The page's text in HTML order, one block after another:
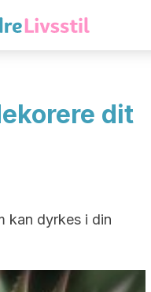
dit
kan dyrkes i din